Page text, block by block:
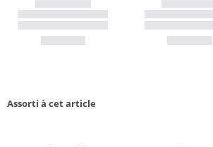
Assorti à cet article